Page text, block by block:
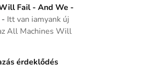
Fail - And We -
- Itt van iamyank új
All Machines Will
érdeklődés